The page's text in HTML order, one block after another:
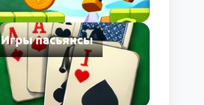
Игры пасьянсы